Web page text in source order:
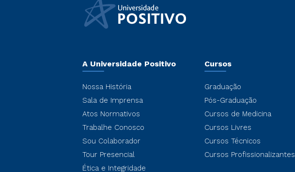
A Universidade Positivo
Nossa História
Sala de Imprensa
Atos Normativos
Trabalhe Conosco
Sou Colaborador
Tour Presencial
Ética e Integridade
Cursos
Graduação
Pós-Graduação
Cursos de Medicina
Cursos Livres
Cursos Técnicos
Cursos Profissionalizantes